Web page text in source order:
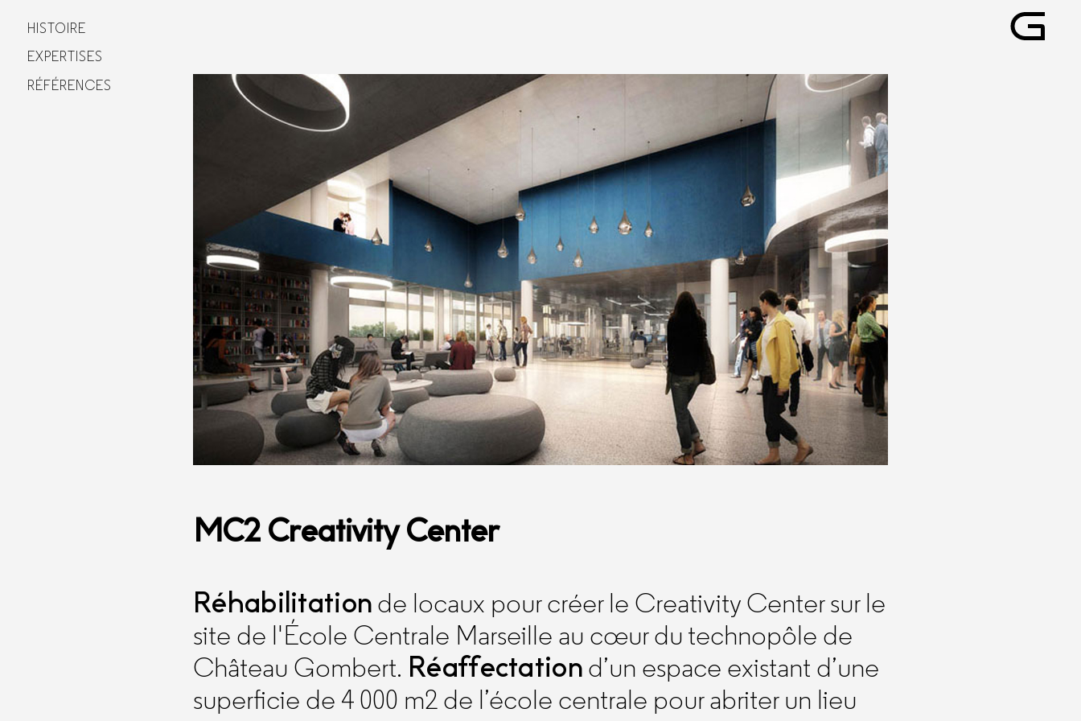
HISTOIRE
EXPERTISES
RÉFÉRENCES
HISTOIRE
EXPERTISES
RÉFÉRENCES
MC2 Creativity Center
Réhabilitation de locaux pour créer le Creativity Center sur le
site de l'École Centrale Marseille au cœur du technopôle de
Château Gombert. Réaffectationd’un espace existant d’une
superficie de 4 000 m2 de l’école centrale pour abriter un lieu